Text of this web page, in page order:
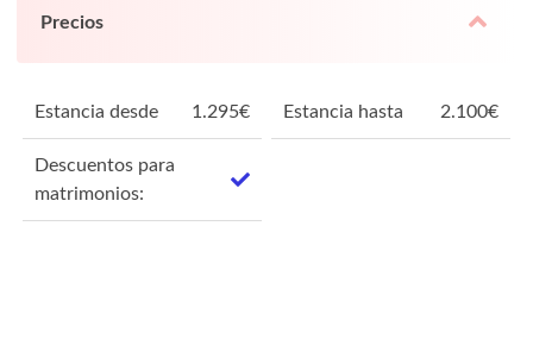
Precios
Estancia desde 1.295€ Estancia hasta 2.100€
Descuentos para
matrimonios: